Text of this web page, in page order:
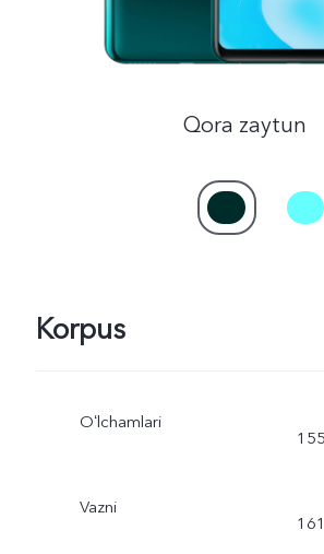
Qora zaytun
Korpus
Oʻlchamlari
Vazni